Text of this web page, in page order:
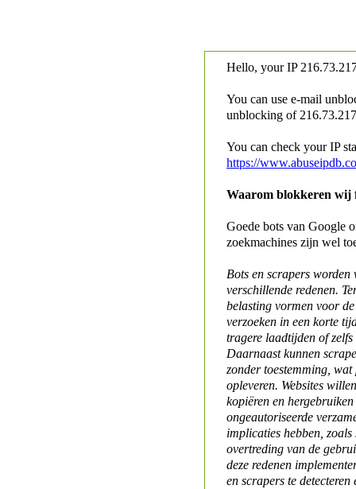
Hello, your IP
You can use e-mail
unblocking of
You can check your IP
https://
Waarom blokkeren wij
Goede bots van Google
zoekmachines zijn wel
Bots en scrapers worden
verschillende redenen.
belasting vormen voor
verzoeken in een korte
tragere laadtijden of
Daarnaast kunnen
zonder toestemming,
opleveren. Websites
kopiëren en
ongeautoriseerde
implicaties hebben,
overtreding van de
deze redenen
en scrapers te detecteren